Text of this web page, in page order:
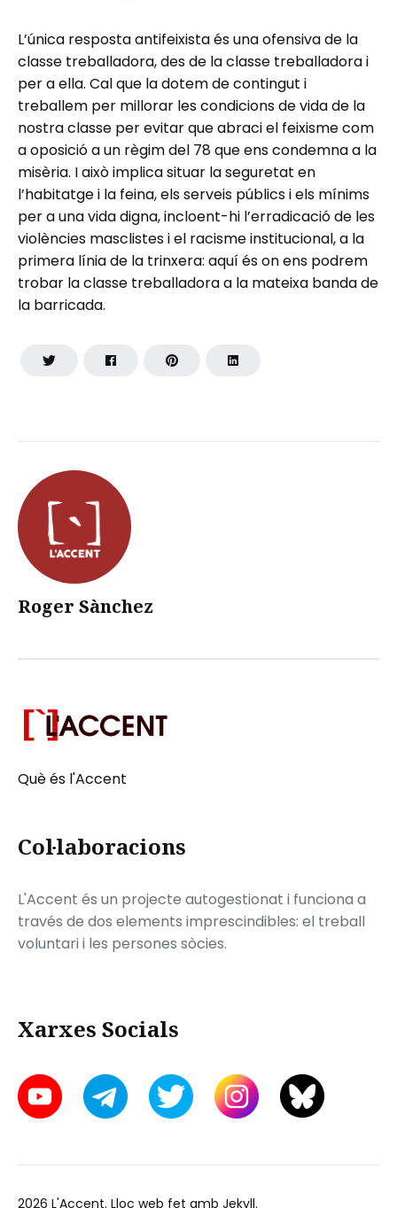
Roger Sànchez
L’única resposta antifeixista és una ofensiva de la
classe treballadora, des de la classe treballadora i
per a ella. Cal que la dotem de contingut i
treballem per millorar les condicions de vida de la
nostra classe per evitar que abraci el feixisme com
a oposició a un règim del 78 que ens condemna a la
misèria. I això implica situar la seguretat en
l’habitatge i la feina, els serveis públics i els mínims
per a una vida digna, incloent-hi l’erradicació de les
violències masclistes i el racisme institucional, a la
primera línia de la trinxera: aquí és on ens podrem
trobar la classe treballadora a la mateixa banda de
la barricada.
Què és l'Accent
Col·laboracions
L'Accent és un projecte autogestionat i funciona a
través de dos elements imprescindibles: el treball
voluntari i les persones sòcies.
Xarxes Socials
2026 L'Accent. Lloc web fet amb Jekyll.